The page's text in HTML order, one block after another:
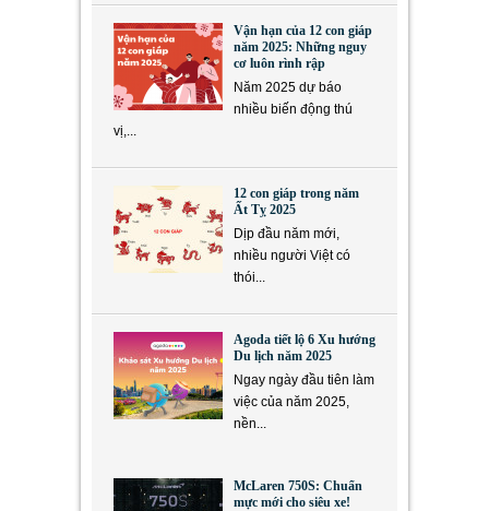
Vận hạn của 12 con giáp
năm 2025: Những nguy
cơ luôn rình rập
Năm 2025 dự báo
nhiều biến động thú
vị,...
12 con giáp trong năm
Ất Tỵ 2025
Dịp đầu năm mới,
nhiều người Việt có
thói...
Agoda tiết lộ 6 Xu hướng
Du lịch năm 2025
Ngay ngày đầu tiên làm
việc của năm 2025,
nền...
McLaren 750S: Chuẩn
mực mới cho siêu xe!